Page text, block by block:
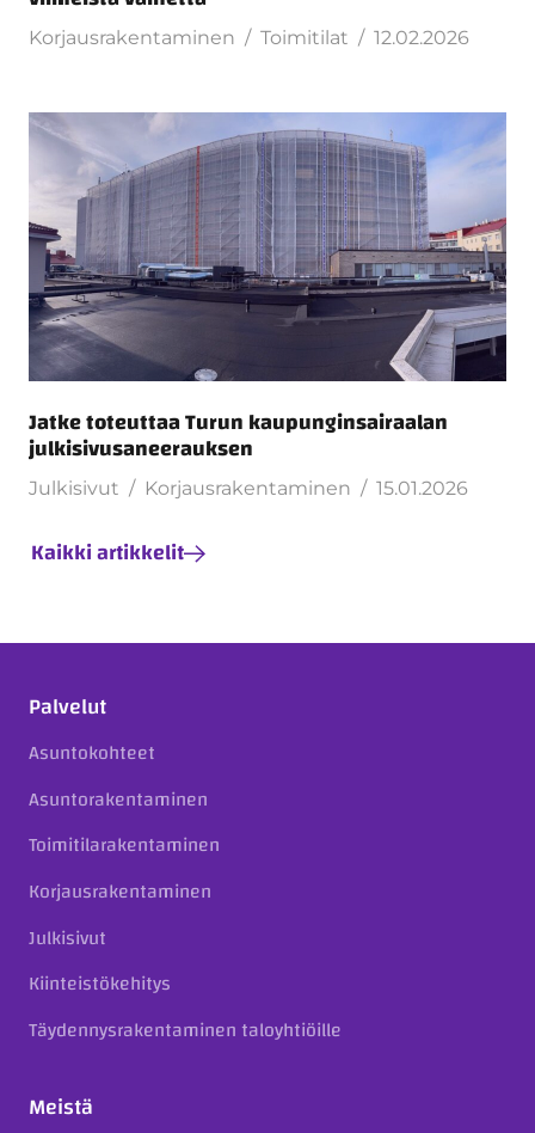
Korjausrakentaminen Toimitilat 12.02.2026
Jatke toteuttaa Turun kaupunginsairaalan
julkisivusaneerauksen
Julkisivut Korjausrakentaminen 15.01.2026
Kaikki artikkelit
Palvelut
Asuntokohteet
Asuntorakentaminen
Toimitilarakentaminen
Korjausrakentaminen
Julkisivut
Kiinteistökehitys
Täydennysrakentaminen taloyhtiöille
Meistä